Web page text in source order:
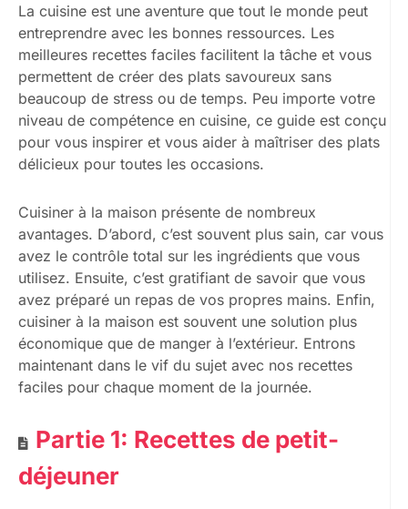
La cuisine est une aventure que tout le monde peut
entreprendre avec les bonnes ressources. Les
meilleures recettes faciles facilitent la tâche et vous
permettent de créer des plats savoureux sans
beaucoup de stress ou de temps. Peu importe votre
niveau de compétence en cuisine, ce guide est conçu
pour vous inspirer et vous aider à maîtriser des plats
délicieux pour toutes les occasions.
Cuisiner à la maison présente de nombreux
avantages. D’abord, c’est souvent plus sain, car vous
avez le contrôle total sur les ingrédients que vous
utilisez. Ensuite, c’est gratifiant de savoir que vous
avez préparé un repas de vos propres mains. Enfin,
cuisiner à la maison est souvent une solution plus
économique que de manger à l’extérieur. Entrons
maintenant dans le vif du sujet avec nos recettes
faciles pour chaque moment de la journée.
Partie 1: Recettes de petit-
déjeuner